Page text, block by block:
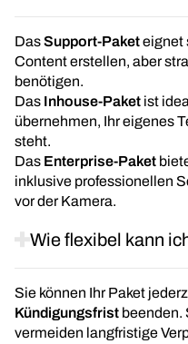
DasSupport-Paketeignet
Content erstellen, aber
benötigen.
Das Inhouse-Paket ist
übernehmen, Ihr eigenes
steht.
Das Enterprise-Paket
inklusive professionellen
vor der Kamera.
Wie flexibel kann
Sie können Ihr Paket
Kündigungsfrist beenden.
vermeiden langfristige